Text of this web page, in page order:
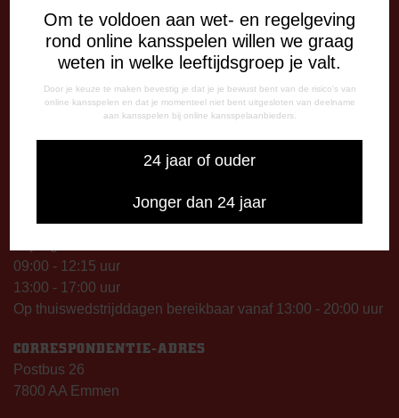
Om te voldoen aan wet- en regelgeving
rond online kansspelen willen we graag
weten in welke leeftijdsgroep je valt.
Door je keuze te maken bevestig je dat je je bewust bent van de risico's van
online kansspelen en dat je momenteel niet bent uitgesloten van deelname
aan kansspelen bij online kansspelaanbieders.
24 jaar of ouder
Jonger dan 24 jaar
13.00 – 17.00 uur
Op thuiswedstrijddagen geopend vanaf 13.00 uur (i.p.v.
TELEFONISCHE BEREIKBAARHEID
Telefonisch bereikbaar op:
Dinsdag
13:00 - 17:00 uur
09:00 - 12:15 uur
13:00 - 17:00 uur
Op thuiswedstrijddagen bereikbaar vanaf 13:00 - 20:00 uur
CORRESPONDENTIE-ADRES
Postbus 26
7800 AA Emmen